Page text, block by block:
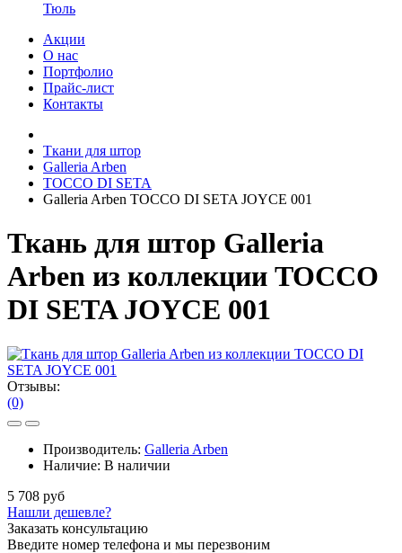
Тюль
Акции
О нас
Портфолио
Прайс-лист
Контакты
Ткани для штор
Galleria Arben
TOCCO DI SETA
Galleria Arben TOCCO DI SETA JOYCE 001
Ткань для штор Galleria
Arben из коллекции TOCCO
DI SETA JOYCE 001
Отзывы:
(0)
Производитель: Galleria Arben
Наличие: В наличии
5 708 руб
Нашли дешевле?
Заказать консультацию
Введите номер телефона и мы перезвоним